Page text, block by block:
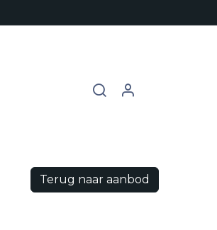
Terug naar aanbod